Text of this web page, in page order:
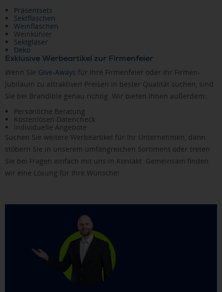
Präsentsets
Sektflaschen
Weinflaschen
Weinkühler
Sektgläser
Deko
Exklusive Werbeartikel zur Firmenfeier
Wenn Sie Give-Aways für Ihre Firmenfeier oder Ihr Firmen-
Jubiläum zu attraktiven Preisen in bester Qualität suchen, sind
Sie bei Brandible genau richtig. Wir bieten Ihnen außerdem:
Persönliche Beratung
Kostenlosen Datencheck
Individuelle Angebote
Suchen Sie weitere Werbeartikel für Ihr Unternehmen, dann
stöbern Sie in unserem umfangreichen Sortiment oder treten
Sie bei Fragen einfach mit uns in Kontakt. Gemeinsam finden
wir eine Lösung für Ihre Wünsche!